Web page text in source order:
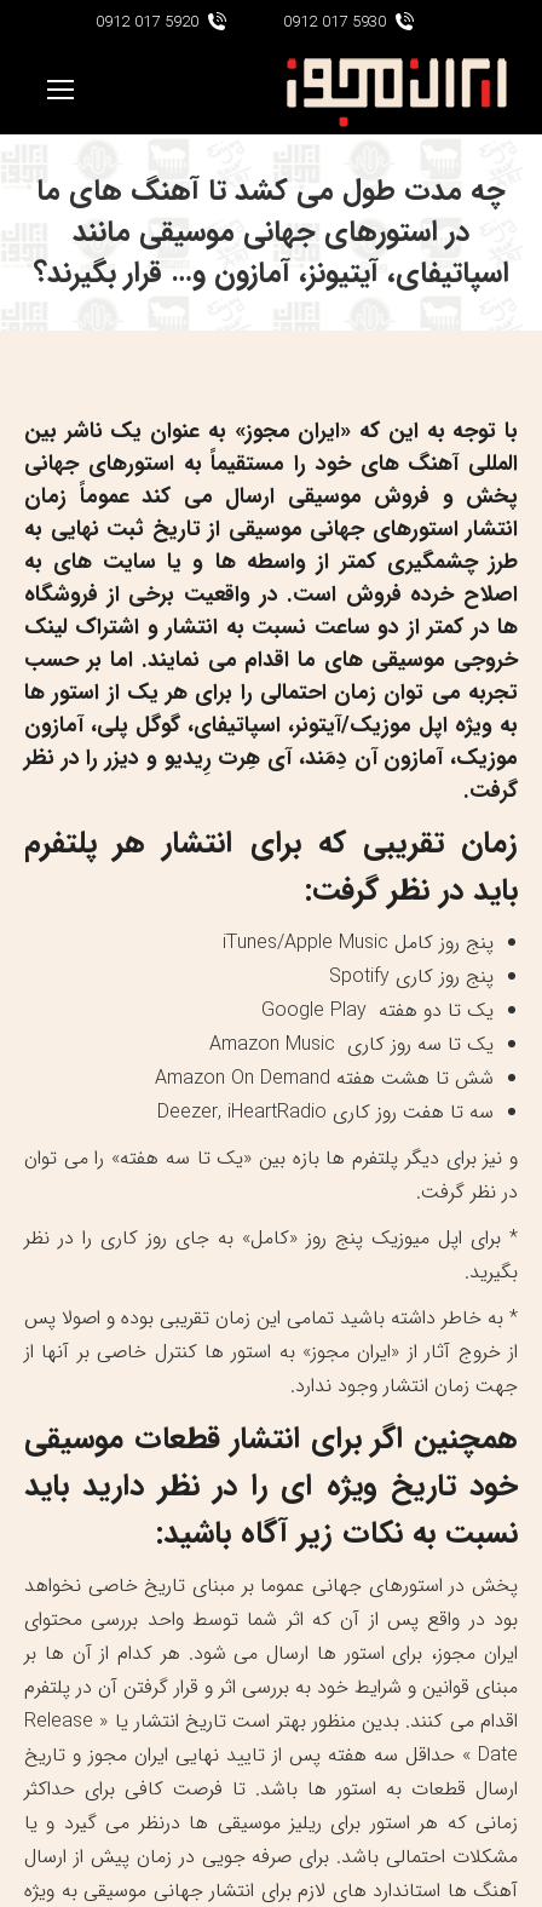
5930 017 0912
5920 017 0912
چه مدت طول می کشد تا آهنگ های ما
در استورهای جهانی موسیقی مانند
اسپاتیفای، آیتیونز، آمازون و… قرار بگیرند؟
با توجه به این که «ایران مجوز» به عنوان یک ناشر بین
المللی آهنگ های خود را مستقیماً به استورهای جهانی
پخش و فروش موسیقی ارسال می کند عموماً زمان
انتشار استورهای جهانی موسیقی از تاریخ ثبت نهایی به
طرز چشمگیری کمتر از واسطه ها و یا سایت های به
اصلاح خرده فروش است. در واقعیت برخی از فروشگاه
ها در کمتر از دو ساعت نسبت به انتشار و اشتراک لینک
خروجی موسیقی های ما اقدام می نمایند. اما بر حسب
تجربه می توان زمان احتمالی را برای هر یک از استور ها
به ویژه اپل موزیک/آیتونر، اسپاتیفای، گوگل پلی،آمازون
موزیک،آمازون آن دِمَند،آی هِرت رِیدیو و دیزررا در نظر
گرفت.
زمان تقریبی که برای انتشار هر پلتفرم
باید در نظر گرفت:
پنج روز کامل iTunes/Apple Music
پنج روز کاری Spotify
یک تا دو هفته Google Play
یک تا سه روز کاری Amazon Music
شش تا هشت هفته Amazon On Demand
سه تا هفت روز کاری Deezer, iHeartRadio
و نیز برای دیگر پلتفرم ها بازه بین «یک تا سه هفته» را می توان
در نظر گرفت.
* برای اپل میوزیک پنج روز «کامل» به جای روز کاری را در نظر
بگیرید.
* به خاطر داشته باشید تمامی این زمان تقریبی بوده و اصولا پس
از خروج آثار از «ایران مجوز» به استور ها کنترل خاصی بر آنها از
جهت زمان انتشار وجود ندارد.
همچنین اگر برای انتشار قطعات موسیقی
خود تاریخ ویژه ای را در نظر دارید باید
نسبت به نکات زیر آگاه باشید:
پخش در استورهای جهانی عموما بر مبنای تاریخ خاصی نخواهد
بود در واقع پس از آن که اثر شما توسط واحد بررسی محتوای
ایران مجوز، برای استور ها ارسال می شود. هر کدام از آن ها بر
مبنای قوانین و شرایط خود به بررسی اثر و قرار گرفتن آن در پلتفرم
اقدام می کنند. بدین منظور بهتر است تاریخ انتشار یا « Release
Date » حداقل سه هفته پس از تایید نهایی ایران مجوز و تاریخ
ارسال قطعات به استور ها باشد. تا فرصت کافی برای حداکثر
زمانی که هر استور برای ریلیز موسیقی ها درنظر می گیرد و یا
مشکلات احتمالی باشد. برای صرفه جویی در زمان پیش از ارسال
آهنگ ها استاندارد های لازم برای انتشار جهانی موسیقی به ویژه